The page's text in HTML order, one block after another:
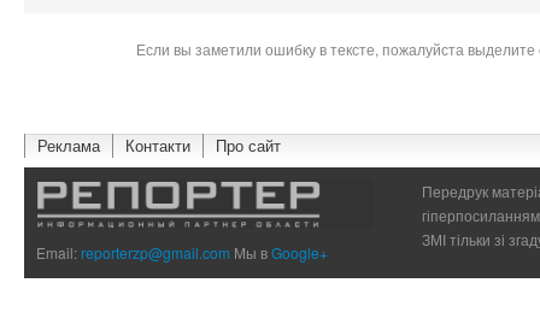
Если вы заметили ошибку в тексте, пожалуйста
Реклама Контакти Про сайт
Email:reporterzp@gmail.com Мы вGoogle+
Передрук
ЗМІ тільки зі